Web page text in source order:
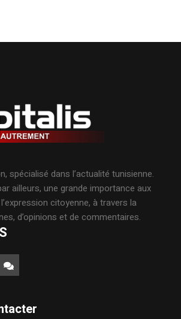
spécialisé dans l’actualité tunisienne.
ailleurs, une grande importance aux
citoyenne, à travers la
d’opinions et de commentaires.